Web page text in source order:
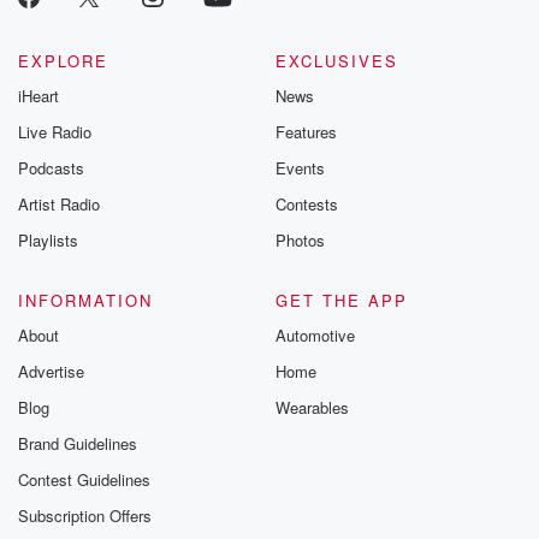
EXPLORE
iHeart
Live Radio
Podcasts
Artist Radio
Playlists
EXCLUSIVES
News
Features
Events
Contests
Photos
INFORMATION
About
Advertise
Blog
Brand Guidelines
Contest Guidelines
Subscription Offers
GET THE APP
Automotive
Home
Wearables